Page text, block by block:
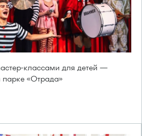
классами для детей —
парке «Отрада»